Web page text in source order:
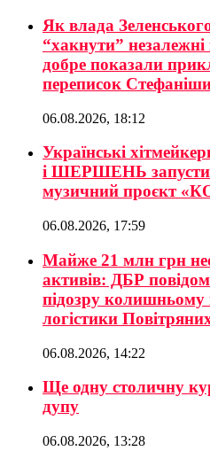
Як влада
“хакнути”
добре показали
переписок
06.08.2026, 18:12
Українські
і ШЕРШЕНЬ
музичний проєкт
06.08.2026, 17:59
Майже 21 млн грн
активів: ДБР
підозру колишньому
логістики
06.08.2026, 14:22
Ще одну столичну
дупу
06.08.2026, 13:28